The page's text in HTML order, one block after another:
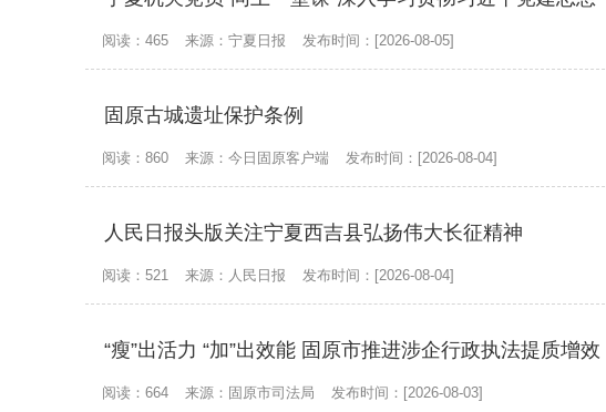
阅读：465 来源：宁夏日报 发布时间：[2026-08-05]
固原古城遗址保护条例
阅读：860 来源：今日固原客户端 发布时间：[2026-08-04]
人民日报头版关注宁夏西吉县弘扬伟大长征精神
阅读：521 来源：人民日报 发布时间：[2026-08-04]
“瘦”出活力 “加”出效能 固原市推进涉企行政执法提质增效
阅读：664 来源：固原市司法局 发布时间：[2026-08-03]